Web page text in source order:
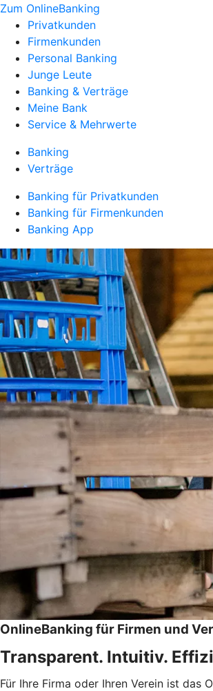
Zum OnlineBanking
Privatkunden
Firmenkunden
Personal Banking
Junge Leute
Banking & Verträge
Meine Bank
Service & Mehrwerte
Banking
Verträge
Banking für Privatkunden
Banking für Firmenkunden
Banking App
OnlineBanking für Firmen und
Transparent. Intuitiv.
Für Ihre Firma oder Ihren Verein ist das